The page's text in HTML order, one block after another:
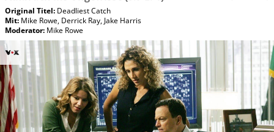
Original Titel: Deadliest Catch
Mit: Mike Rowe, Derrick Ray, Jake Harris
Moderator: Mike Rowe